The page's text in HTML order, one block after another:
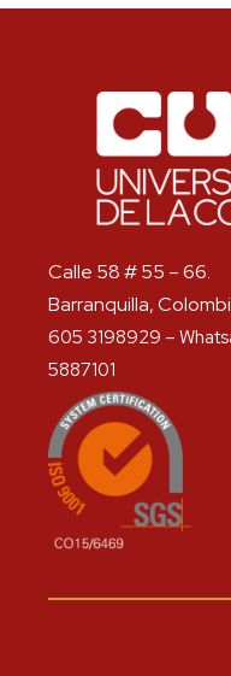
Calle 58 # 55 – 66.
Barranquilla,
605 3198929 –
5887101